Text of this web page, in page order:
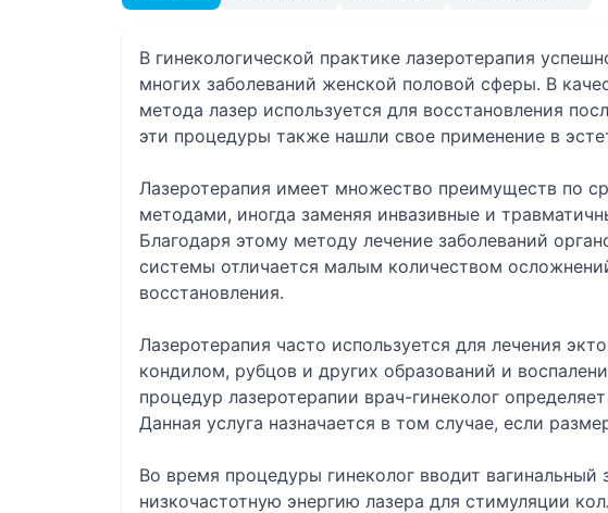
В гинекологической практике лазеротерапия
многих заболеваний женской половой сферы. В
метода лазер используется для восстановления
эти процедуры также нашли свое применение в
Лазеротерапия имеет множество преимуществ по
методами, иногда заменяя инвазивные и
Благодаря этому методу лечение заболеваний
системы отличается малым количеством
восстановления.
Лазеротерапия часто используется для лечения
кондилом, рубцов и других образований и
процедур лазеротерапии врач-гинеколог
Данная услуга назначается в том случае, если
Во время процедуры гинеколог вводит вагинальный
низкочастотную энергию лазера для стимуляции